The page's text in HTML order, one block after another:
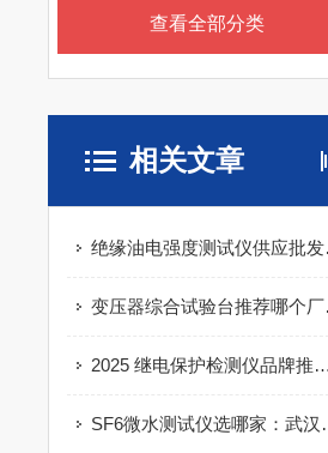
查看全部分类
相关文章
绝缘
变压器
2025 继电保护检测仪品牌推荐：武汉特高压适配化工场景，精准守护电力安全
SF6微水测试